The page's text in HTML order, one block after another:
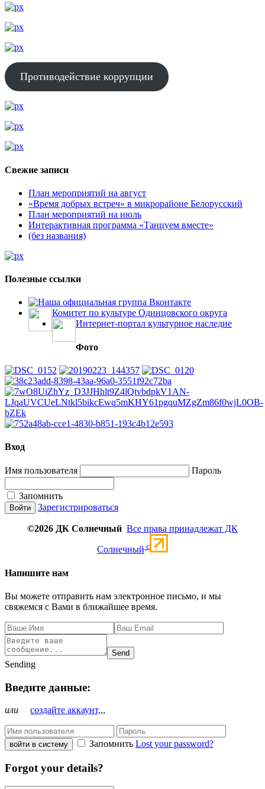
Противодействие коррупции
Свежие записи
План мероприятий на август
«Время добрых встреч» в микрорайоне Белорусский
План мероприятий на июль
Интерактивная программа «Танцуем вместе»
(без названия)
Полезные ссылки
Наша официальная группа Вконтакте
Комитет по культуре Одинцовского округа
Интернет-портал культурное наследие
Фото
Вход
Имя пользователя Пароль
Запомнить
Зарегистрироваться
©2026 ДК Солнечный Все права принадлежат ДК
Солнечный c
Напишите нам
Вы можете отправить нам электронное письмо, и мы
свяжемся с Вами в ближайшее время.
Send
Sending
Введите данные:
или создайте аккаунт,,,
войти в систему Запомнить Lost your password?
Forgot your details?